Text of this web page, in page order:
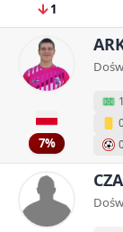
1
7%
1